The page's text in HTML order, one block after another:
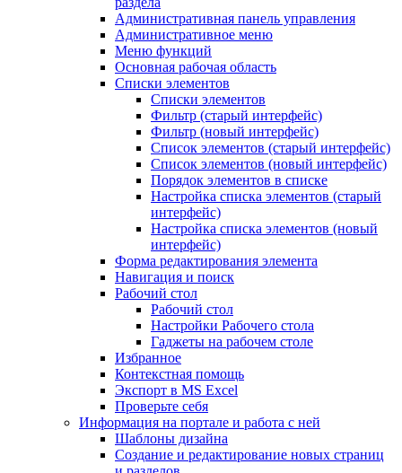
Административная панель управления
Административное меню
Меню функций
Основная рабочая область
Списки элементов
Списки элементов
Фильтр (старый интерфейс)
Фильтр (новый интерфейс)
Список элементов (старый интерфейс)
Список элементов (новый интерфейс)
Порядок элементов в списке
Настройка списка элементов (старый
интерфейс)
Настройка списка элементов (новый
интерфейс)
Форма редактирования элемента
Навигация и поиск
Рабочий стол
Рабочий стол
Настройки Рабочего стола
Гаджеты на рабочем столе
Избранное
Контекстная помощь
Экспорт в MS Excel
Проверьте себя
Информация на портале и работа с ней
Шаблоны дизайна
Создание и редактирование новых страниц